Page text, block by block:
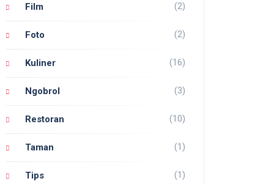
Film (2)
Foto (2)
Kuliner (16)
Ngobrol (3)
Restoran (10)
Taman (1)
Tips (1)